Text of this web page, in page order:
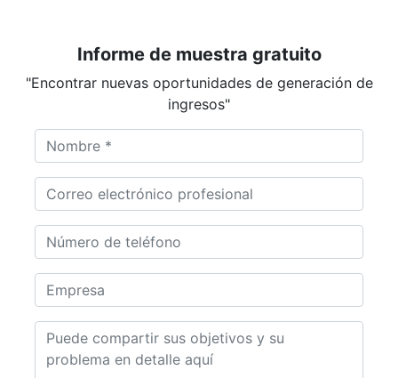
Informe de muestra gratuito
"Encontrar nuevas oportunidades de generación de
ingresos"